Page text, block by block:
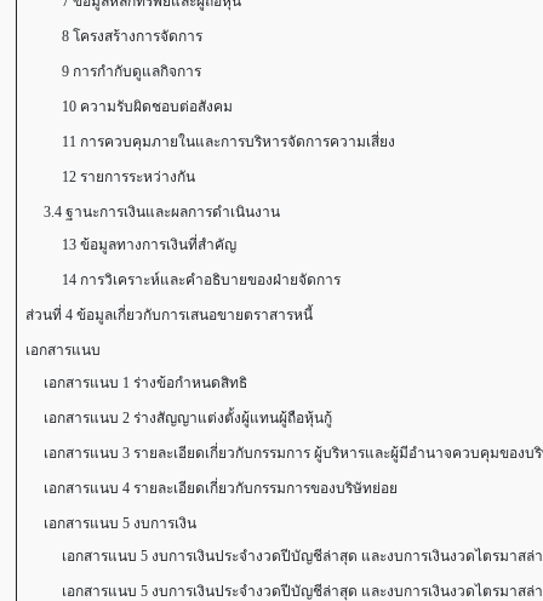
8 โครงสร้างการจัดการ
9 การกำกับดูแลกิจการ
10 ความรับผิดชอบต่อสังคม
11 การควบคุมภายในและการบริหารจัดการความเสี่ยง
12 รายการระหว่างกัน
3.4 ฐานะการเงินและผลการดำเนินงาน
13 ข้อมูลทางการเงินที่สำคัญ
14 การวิเคราะห์และคำอธิบายของฝ่ายจัดการ
ส่วนที่ 4 ข้อมูลเกี่ยวกับการเสนอขายตราสารหนี้
เอกสารแนบ
เอกสารแนบ 1 ร่างข้อกำหนดสิทธิ
เอกสารแนบ 2 ร่างสัญญาแต่งตั้งผู้แทนผู้ถือหุ้นกู้
เอกสารแนบ 3 รายละเอียดเกี่ยวกับกรรมการ ผู้บริหารและผู้มีอำนาจควบคุมของบ
เอกสารแนบ 4 รายละเอียดเกี่ยวกับกรรมการของบริษัทย่อย
เอกสารแนบ 5 งบการเงิน
เอกสารแนบ 5 งบการเงินประจำงวดปีบัญชีล่าสุด และงบการเงินงวดไตรมาสล่า
เอกสารแนบ 5 งบการเงินประจำงวดปีบัญชีล่าสุด และงบการเงินงวดไตรมาสล่า